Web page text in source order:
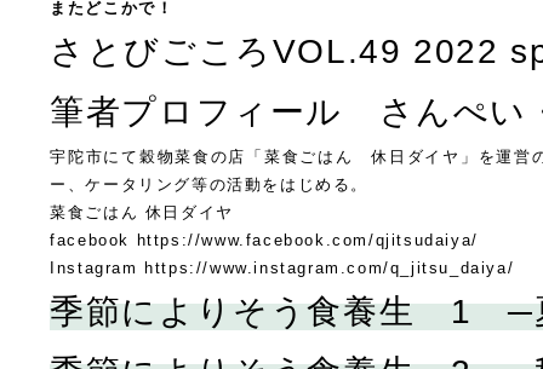
またどこかで！
さとびごころVOL.49 2022
筆者プロフィール さんぺい
宇陀市にて穀物菜食の店「菜食ごはん 休日ダイヤ」を運営
ー、ケータリング等の活動をはじめる。
菜食ごはん 休日ダイヤ
facebook https://www.facebook.com/qjitsudaiya/
Instagram https://www.instagram.com/q_jitsu_daiya/
季節によりそう食養生 1 ─